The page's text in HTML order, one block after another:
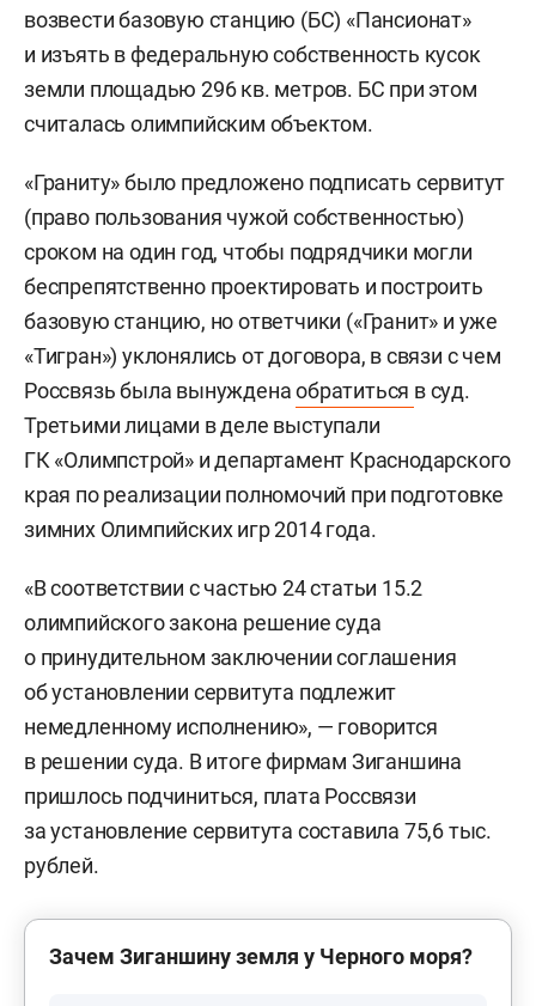
возвести базовую станцию (БС) «Пансионат»
и изъять в федеральную собственность кусок
земли площадью 296 кв. метров. БС при этом
считалась олимпийским объектом.
«Граниту» было предложено подписать сервитут
(право пользования чужой собственностью)
сроком на один год, чтобы подрядчики могли
беспрепятственно проектировать и построить
базовую станцию, но ответчики («Гранит» и уже
«Тигран») уклонялись от договора, в связи с чем
Россвязь была вынужденаобратиться в суд.
Третьими лицами в деле выступали
ГК «Олимпстрой» и департамент Краснодарского
края по реализации полномочий при подготовке
зимних Олимпийских игр 2014 года.
«В соответствии с частью 24 статьи 15.2
олимпийского закона решение суда
о принудительном заключении соглашения
об установлении сервитута подлежит
немедленному исполнению», — говорится
в решении суда. В итоге фирмам Зиганшина
пришлось подчиниться, плата Россвязи
за установление сервитута составила 75,6 тыс.
рублей.
Зачем Зиганшину земля у Черного моря?